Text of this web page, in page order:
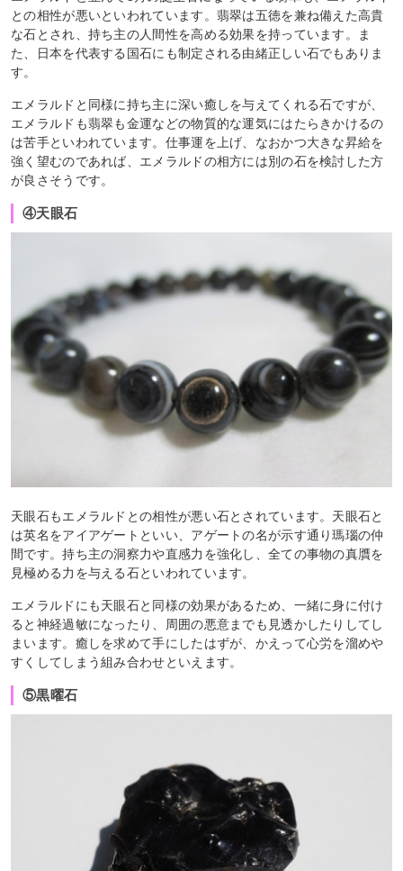
との相性が悪いといわれています。翡翠は五徳を兼ね備えた高貴
な石とされ、持ち主の人間性を高める効果を持っています。ま
た、日本を代表する国石にも制定される由緒正しい石でもありま
す。
エメラルドと同様に持ち主に深い癒しを与えてくれる石ですが、
エメラルドも翡翠も金運などの物質的な運気にはたらきかけるの
は苦手といわれています。仕事運を上げ、なおかつ大きな昇給を
強く望むのであれば、エメラルドの相方には別の石を検討した方
が良さそうです。
④天眼石
天眼石もエメラルドとの相性が悪い石とされています。天眼石と
は英名をアイアゲートといい、アゲートの名が示す通り瑪瑙の仲
間です。持ち主の洞察力や直感力を強化し、全ての事物の真贋を
見極める力を与える石といわれています。
エメラルドにも天眼石と同様の効果があるため、一緒に身に付け
ると神経過敏になったり、周囲の悪意までも見透かしたりしてし
まいます。癒しを求めて手にしたはずが、かえって心労を溜めや
すくしてしまう組み合わせといえます。
⑤黒曜石